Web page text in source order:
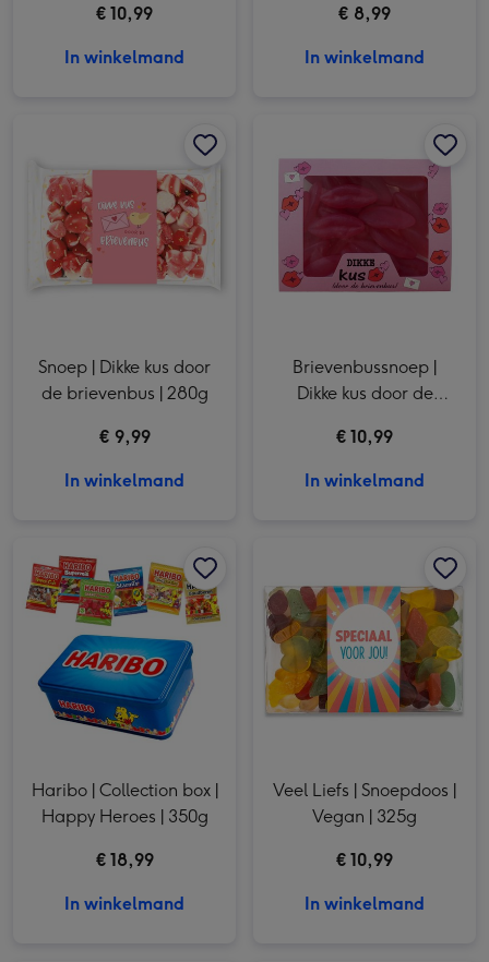
€ 10,99
In winkelmand
€ 8,99
In winkelmand
Snoep | Dikke kus door
de brievenbus | 280g
€ 9,99
In winkelmand
Brievenbussnoep |
Dikke kus door de
€ 10,99
In winkelmand
Haribo | Collection box |
Happy Heroes | 350g
€ 18,99
In winkelmand
Veel Liefs | Snoepdoos |
Vegan | 325g
€ 10,99
In winkelmand